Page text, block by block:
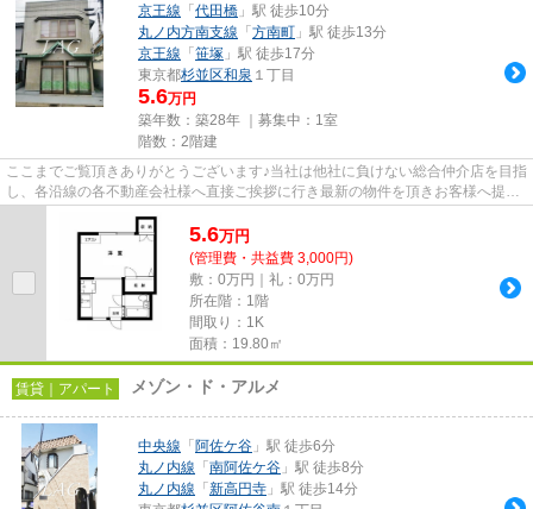
京王線 「 代田橋 」駅 徒歩10分
丸ノ内方南支線 「 方南町 」駅 徒歩13分
京王線 「 笹塚 」駅 徒歩17分
東京都杉並区和泉 １丁目
5.6万円
築年数：築28年 ｜募集中： 1室
階数：2階建
ここまでご覧頂きありがとうございます♪当社は他社に負けない総合仲介店を目指
し、各沿線の各不動産会社様へ直接ご挨拶に行き最新の物件を頂きお客様へ提供
5.6万円
(管理費・共益費 3,000円)
敷：0万円｜礼：0万円
所在階：1階
間取り：1K
面積：19.80㎡
賃貸｜アパート メゾン・ド・アルメ
中央線 「 阿佐ケ谷 」駅 徒歩6分
丸ノ内線 「 南阿佐ケ谷 」駅 徒歩8分
丸ノ内線 「 新高円寺 」駅 徒歩14分